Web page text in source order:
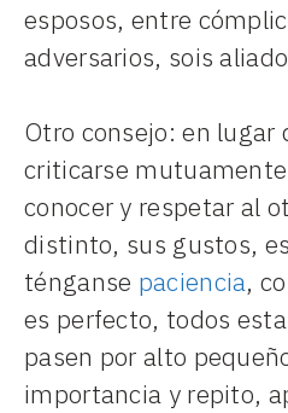
esposos, entre
adversarios, sois
Otro consejo: en lugar
criticarse
conocer y respetar al
distinto, sus gustos,
ténganse paciencia,
es perfecto, todos
pasen por alto
importancia y repito,